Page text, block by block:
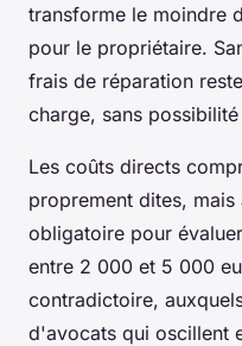
transforme le moindre
pour le propriétaire.
frais de réparation
charge, sans
Les coûts directs
proprement dites,
obligatoire pour
entre 2 000 et 5 000
contradictoire,
d'avocats qui oscillent